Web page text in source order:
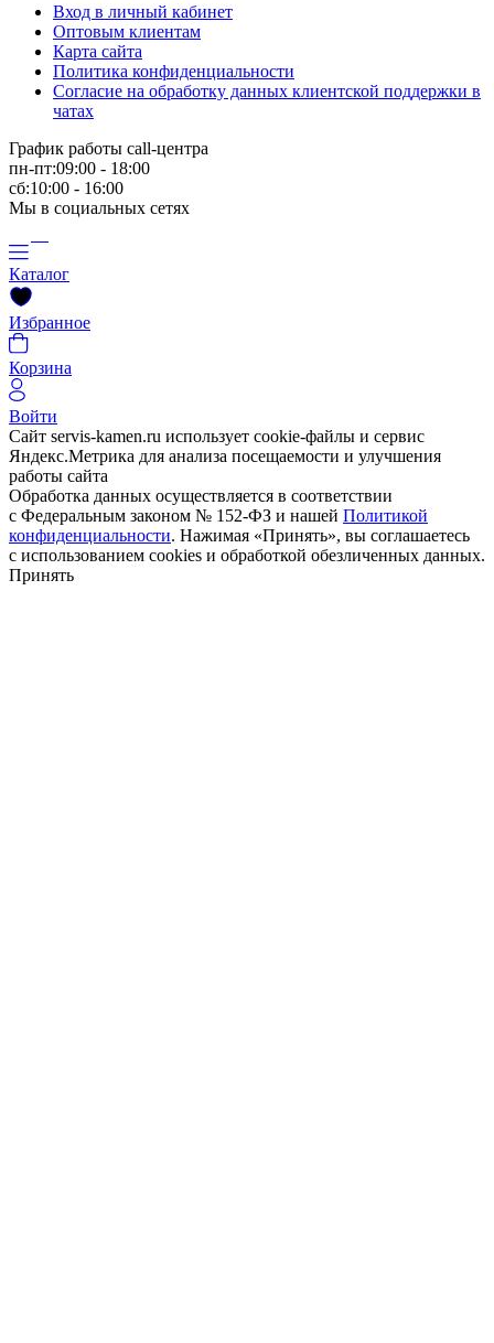
Вход в личный кабинет
Оптовым клиентам
Карта сайта
Политика конфиденциальности
Согласие на обработку данных клиентской поддержки в
чатах
График работы call-центра
пн-пт:09:00 - 18:00
сб:10:00 - 16:00
Мы в социальных сетях
Каталог
Избранное
Корзина
Войти
Сайт servis-kamen.ru использует cookie-файлы и сервис
Яндекс.Метрика для анализа посещаемости и улучшения
работы сайта
Обработка данных осуществляется в соответствии
с Федеральным законом № 152-ФЗ и нашей Политикой
конфиденциальности. Нажимая «Принять», вы соглашаетесь
с использованием cookies и обработкой обезличенных данных.
Принять